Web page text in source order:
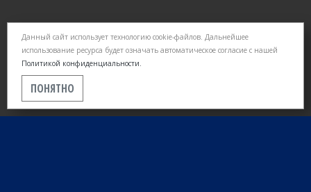
Данный сайт использует технологию cookie-файлов. Дальнейшее
использование ресурса будет означать автоматическое согласие с нашей
Политикой конфиденциальности.
ПОНЯТНО